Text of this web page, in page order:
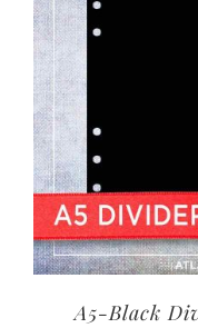
A5-Black